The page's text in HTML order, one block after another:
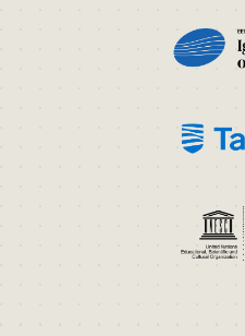
PILT
PILT
PILT